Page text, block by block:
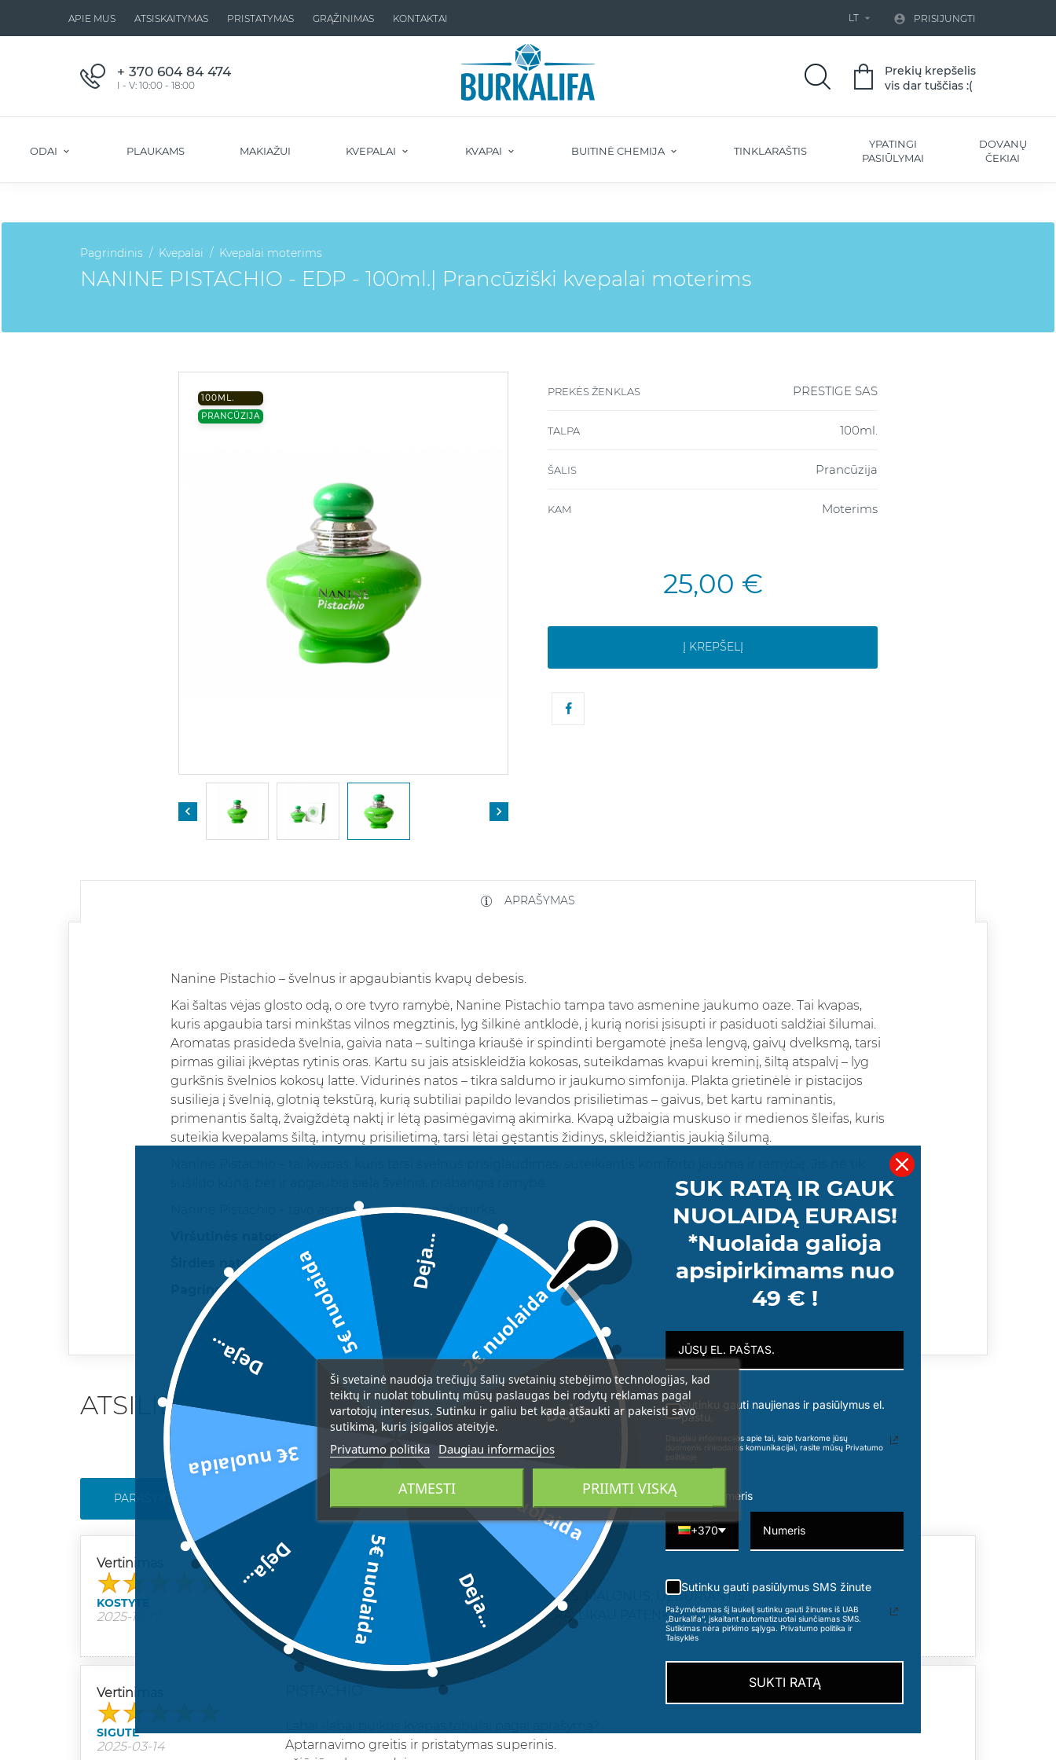
APIE MUS ATSISKAITYMAS PRISTATYMAS GRĄŽINIMAS KONTAKTAI LT   PRISIJUNGTI
+ 370 604 84 474
I - V: 10:00 - 18:00
Prekių krepšelis
vis dar tuščias :(
ODAI PLAUKAMS MAKIAŽUI KVEPALAI KVAPAI BUITINĖ CHEMIJA TINKLARAŠTIS
YPATINGI
PASIŪLYMAI
DOVANŲ
ČEKIAI
Pagrindinis Kvepalai Kvepalai moterims
NANINE PISTACHIO - EDP - 100ml.| Prancūziški kvepalai moterims
100ML.
PRANCŪZIJA
 
PREKĖS ŽENKLAS PRESTIGE SAS
TALPA 100ml.
ŠALIS Prancūzija
KAM Moterims
25,00 €
Į KREPŠELĮ
APRAŠYMAS
Nanine Pistachio – švelnus ir apgaubiantis kvapų debesis.
Kai šaltas vėjas glosto odą, o ore tvyro ramybė, Nanine Pistachio tampa tavo asmenine jaukumo oaze. Tai kvapas,
kuris apgaubia tarsi minkštas vilnos megztinis, lyg šilkinė antklodė, į kurią norisi įsisupti ir pasiduoti saldžiai šilumai.
Aromatas prasideda švelnia, gaivia nata – sultinga kriaušė ir spindinti bergamotė įneša lengvą, gaivų dvelksmą, tarsi
pirmas giliai įkvėptas rytinis oras. Kartu su jais atsiskleidžia kokosas, suteikdamas kvapui kreminį, šiltą atspalvį – lyg
gurkšnis švelnios kokosų latte. Vidurinės natos – tikra saldumo ir jaukumo simfonija. Plakta grietinėlė ir pistacijos
susilieja į švelnią, glotnią tekstūrą, kurią subtiliai papildo levandos prisilietimas – gaivus, bet kartu raminantis,
primenantis šaltą, žvaigždėtą naktį ir lėtą pasimėgavimą akimirka. Kvapą užbaigia muskuso ir medienos šleifas, kuris
suteikia kvepalams šiltą, intymų prisilietimą, tarsi lėtai gęstantis židinys, skleidžiantis jaukią šilumą.
Nanine Pistachio – tavo asmeninė jaukumo akimirka.
Viršutinės natos:kokosas, kriaušė, bergamotė
Širdies natos:plakta grietinėlė, pistacijos, levanda
Pagrindinės natos:
muskusas, medienos natos
ATSILIEPIMAI
PARAŠYKITE SAVO ATSILIEPIMĄ
Vertinimas
KOSTYTE
2025-12-17
UŽBURIANTIS
GERAS IR IŠSKIRTINIS KVAPAS, ŠILTAS, JAUKUS, MALONUS, UŽBURIANTIS.
PRISTATĖ LABAI GREITAI, KAINA SUPER GERA, LIKAU PATENKINTA
Vertinimas
SIGUTĖ
2025-03-14
Aptarnavimo greitis ir pristatymas superinis.
Ši svetainė naudoja trečiųjų šalių svetainių stebėjimo technologijas, kad
teiktų ir nuolat tobulintų mūsų paslaugas bei rodytų reklamas pagal
vartotojų interesus. Sutinku ir galiu bet kada atšaukti ar pakeisti savo
sutikimą, kuris įsigalios ateityje.
Privatumo politika Daugiau informacijos
ATMESTI PRIIMTI VISKĄ
2€ nuolaida
Deja...
3€ nuolaida
Deja...
5€ nuolaida
Deja...
3€ nuolaida
Deja... 5€ nuolaida Deja...
SUK RATĄ IR GAUK
NUOLAIDĄ EURAIS!
*Nuolaida galioja
apsipirkimams nuo
49 € !
Sutinku gauti naujienas ir pasiūlymus el.
paštu.
Daugiau informacijos apie tai, kaip tvarkome jūsų
duomenis rinkodaros komunikacijai, rasite mūsų Privatumo
politikoje
Telefono numeris
+370
Sutinku gauti pasiūlymus SMS žinute
Pažymėdamas šį laukelį sutinku gauti žinutes iš UAB
„Burkalifa“, įskaitant automatizuotai siunčiamas SMS.
Sutikimas nėra pirkimo sąlyga. Privatumo politika ir
Taisyklės
SUKTI RATĄ